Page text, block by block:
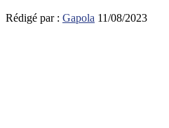
Rédigé par : Gapola 11/08/2023